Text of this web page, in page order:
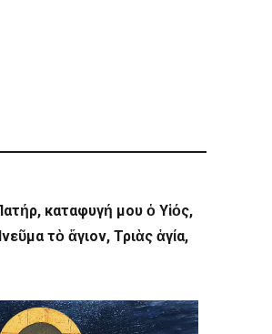
καταφυγή μου ὁ Υἱός,
τὸ ἅγιον, Τριὰς ἁγία,